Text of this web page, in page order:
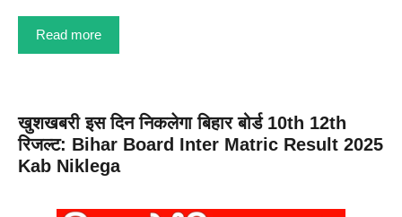
Read more
खुशखबरी इस दिन निकलेगा बिहार बोर्ड 10th 12th
रिजल्ट: Bihar Board Inter Matric Result 2025
Kab Niklega